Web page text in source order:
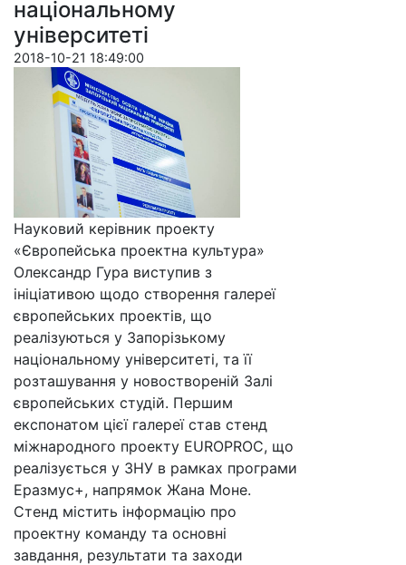
національному
університеті
2018-10-21 18:49:00
Науковий керівник проекту
«Європейська проектна культура»
Олександр Гура виступив з
ініціативою щодо створення галереї
європейських проектів, що
реалізуються у Запорізькому
національному університеті, та її
розташування у новоствореній Залі
європейських студій. Першим
експонатом цієї галереї став стенд
міжнародного проекту EUROPROC, що
реалізується у ЗНУ в рамках програми
Еразмус+, напрямок Жана Моне.
Стенд містить інформацію про
проектну команду та основні
завдання, результати та заходи